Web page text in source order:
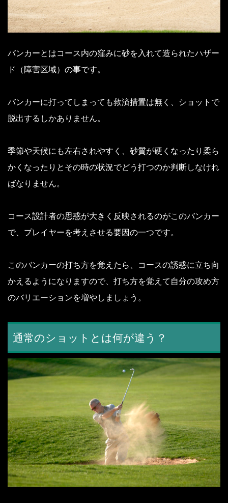
バンカーとはコース内の窪みに砂を入れて造られたハザー
ド（障害区域）の事です。
バンカーに打ってしまっても救済措置は無く、ショットで
脱出するしかありません。
季節や天候にも左右されやすく、砂質が硬くなったり柔ら
かくなったりとその時の状況でどう打つのか判断しなけれ
ばなりません。
コース設計者の思惑が大きく反映されるのがこのバンカー
で、プレイヤーを考えさせる要因の一つです。
このバンカーの打ち方を覚えたら、コースの誘惑に立ち向
かえるようになりますので、打ち方を覚えて自分の攻め方
のバリエーションを増やしましょう。
通常のショットとは何が違う？